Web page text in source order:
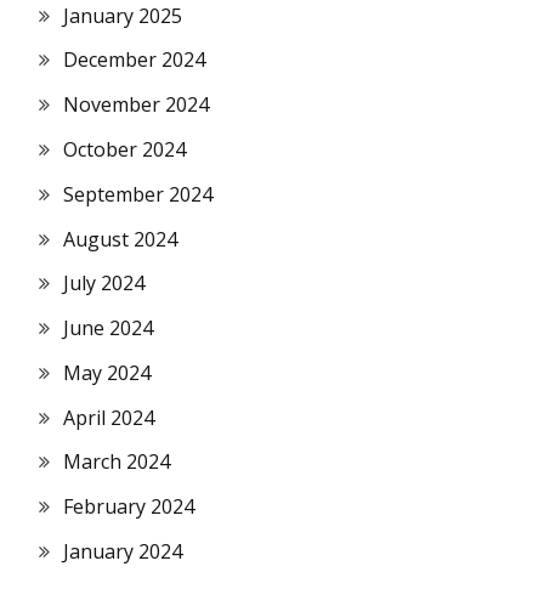
January 2025
December 2024
November 2024
October 2024
September 2024
August 2024
July 2024
June 2024
May 2024
April 2024
March 2024
February 2024
January 2024